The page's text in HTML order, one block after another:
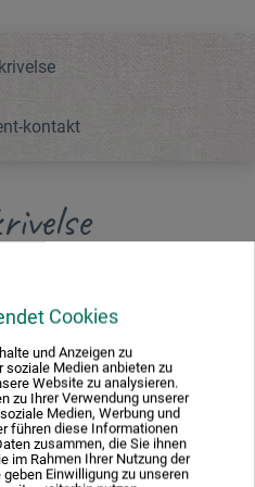
Cookies
und Anzeigen zu
Medien anbieten zu
Website zu analysieren.
zu Ihrer Verwendung unserer
Medien, Werbung und
führen diese Informationen
zusammen, die Sie ihnen
im Rahmen Ihrer Nutzung der
Einwilligung zu unseren
kontakt
faste og stive som
man opnå individuelle
in Germany.